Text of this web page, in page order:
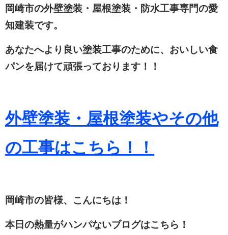
岡崎市の外壁塗装・屋根塗装・防水工事専門の愛
知建装です。
あなたへより良い塗装工事のために、おいしい食
パンを届けて頑張っております！！
外壁塗装・屋根塗装やその他
の工事はこちら！！
岡崎市の皆様、こんにちは！
本日の熱量がハンパないブログはこちら！